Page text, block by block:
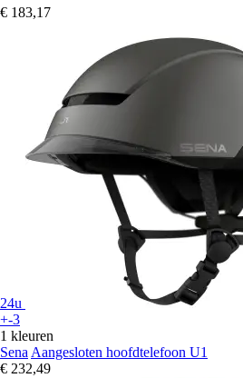
€ 183,17
24u
+-3
1 kleuren
Sena Aangesloten hoofdtelefoon U1
€ 232,49